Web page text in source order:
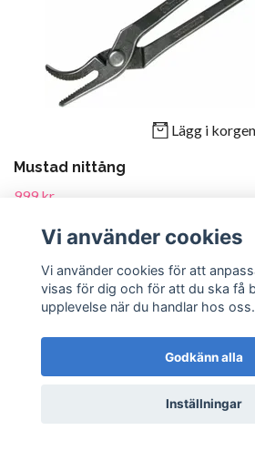
Lägg i korgen
Mustad nittång
999 kr
Vi använder cookies
Vi använder cookies för att
visas för dig och för att du ska få
upplevelse när du handlar hos oss.
Godkänn alla
Inställningar